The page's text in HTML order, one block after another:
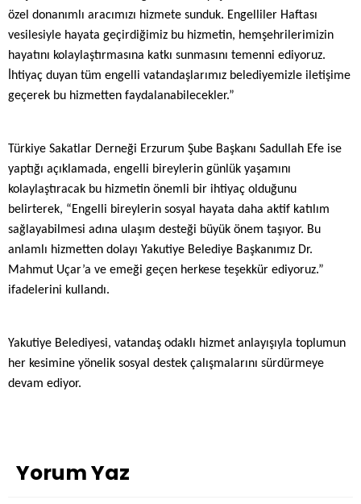
özel donanımlı aracımızı hizmete sunduk. Engelliler Haftası
vesilesiyle hayata geçirdiğimiz bu hizmetin, hemşehrilerimizin
hayatını kolaylaştırmasına katkı sunmasını temenni ediyoruz.
İhtiyaç duyan tüm engelli vatandaşlarımız belediyemizle iletişime
geçerek bu hizmetten faydalanabilecekler.”
Türkiye Sakatlar Derneği Erzurum Şube Başkanı Sadullah Efe ise
yaptığı açıklamada, engelli bireylerin günlük yaşamını
kolaylaştıracak bu hizmetin önemli bir ihtiyaç olduğunu
belirterek, “Engelli bireylerin sosyal hayata daha aktif katılım
sağlayabilmesi adına ulaşım desteği büyük önem taşıyor. Bu
anlamlı hizmetten dolayı Yakutiye Belediye Başkanımız Dr.
Mahmut Uçar’a ve emeği geçen herkese teşekkür ediyoruz.”
ifadelerini kullandı.
Yakutiye Belediyesi, vatandaş odaklı hizmet anlayışıyla toplumun
her kesimine yönelik sosyal destek çalışmalarını sürdürmeye
devam ediyor.
Yorum Yaz